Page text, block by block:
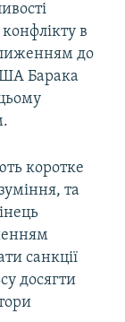
в
до
Барака
коротке
та
санкції
досягти